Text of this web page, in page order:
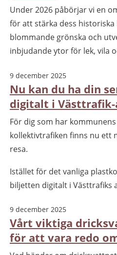
Under 2026 påbörjar vi en
för att stärka dess
blommande grönska och
inbjudande ytor för lek, vila
9 december 2025
Nu kan du ha din
digitalt i Västtrafik-
För dig som har
kollektivtrafiken finns nu ett
resa.
Istället för det vanliga
biljetten digitalt i Västtrafiks
9 december 2025
Vårt viktiga
för att vara redo